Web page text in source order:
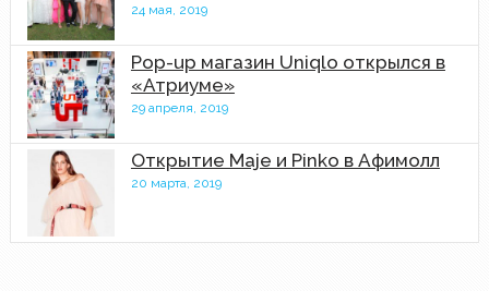
24 мая, 2019
Pop-up магазин Uniqlo открылся в
«Атриуме»
29 апреля, 2019
Открытие Maje и Pinko в Афимолл
20 марта, 2019